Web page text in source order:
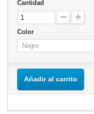
Cantidad
Color
Añadir al carrito